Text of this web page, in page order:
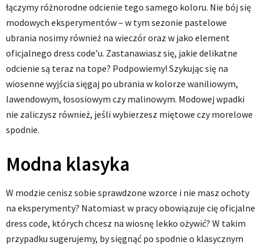
łączymy różnorodne odcienie tego samego koloru. Nie bój się
modowych eksperymentów – w tym sezonie pastelowe
ubrania nosimy również na wieczór oraz w jako element
oficjalnego dress code’u. Zastanawiasz się, jakie delikatne
odcienie są teraz na tope? Podpowiemy! Szykując się na
wiosenne wyjścia sięgaj po ubrania w kolorze waniliowym,
lawendowym, łososiowym czy malinowym. Modowej wpadki
nie zaliczysz również, jeśli wybierzesz miętowe czy morelowe
spodnie.
Modna klasyka
W modzie cenisz sobie sprawdzone wzorce i nie masz ochoty
na eksperymenty? Natomiast w pracy obowiązuje cię oficjalne
dress code, których chcesz na wiosnę lekko ożywić? W takim
przypadku sugerujemy, by sięgnąć po spodnie o klasycznym